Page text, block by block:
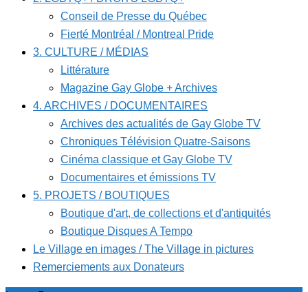
Conseil de Presse du Québec
Fierté Montréal / Montreal Pride
3. CULTURE / MÉDIAS
Littérature
Magazine Gay Globe + Archives
4. ARCHIVES / DOCUMENTAIRES
Archives des actualités de Gay Globe TV
Chroniques Télévision Quatre-Saisons
Cinéma classique et Gay Globe TV
Documentaires et émissions TV
5. PROJETS / BOUTIQUES
Boutique d'art, de collections et d'antiquités
Boutique Disques A Tempo
Le Village en images / The Village in pictures
Remerciements aux Donateurs